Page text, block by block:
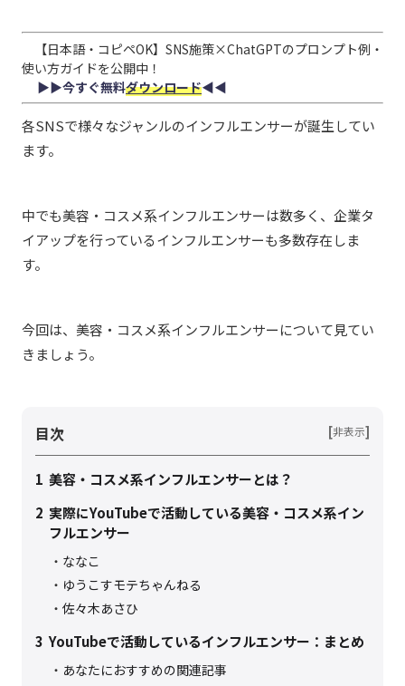
【日本語・コピペOK】SNS施策×ChatGPTのプロンプト例・
使い方ガイドを公開中！
▶︎▶︎今すぐ無料ダウンロード◀︎◀︎
各SNSで様々なジャンルのインフルエンサーが誕生してい
ます。
中でも美容・コスメ系インフルエンサーは数多く、企業タ
イアップを行っているインフルエンサーも多数存在しま
す。
今回は、美容・コスメ系インフルエンサーについて見てい
きましょう。
目次 [非表示]
1 美容・コスメ系インフルエンサーとは？
2 実際にYouTubeで活動している美容・コスメ系イン
フルエンサー
ななこ
ゆうこすモテちゃんねる
佐々木あさひ
3 YouTubeで活動しているインフルエンサー：まとめ
あなたにおすすめの関連記事